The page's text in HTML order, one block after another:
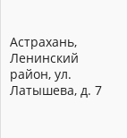
Астрахань,
Ленинский
район, ул.
Латышева, д. 7